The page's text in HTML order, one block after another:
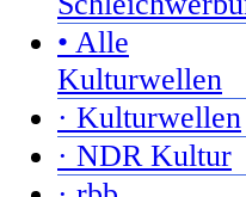
• Alle
Kulturwellen
· Kulturwellen
· NDR Kultur